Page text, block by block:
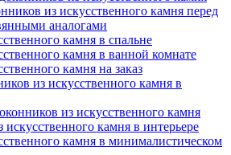
из искусственного камня перед
аналогами
камня в спальне
камня в ванной комнате
камня на заказ
из искусственного камня в
из искусственного камня
камня в интерьере
камня в минималистическом